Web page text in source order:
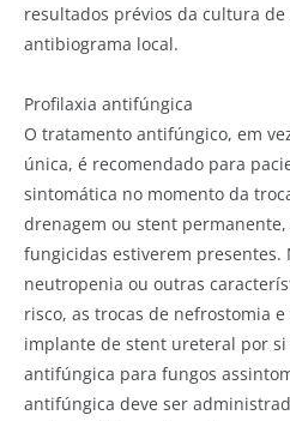
resultados prévios da cultura
antibiograma local.
Profilaxia antifúngica
O tratamento antifúngico, em
única, é recomendado para
sintomática no momento da
drenagem ou stent
fungicidas estiverem presentes.
neutropenia ou outras
risco, as trocas de nefrostomia
implante de stent ureteral por
antifúngica para fungos
antifúngica deve ser